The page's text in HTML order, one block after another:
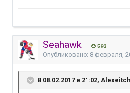
Seahawk 592
Опубликовано: 8 февраля,
В 08.02.2017 в 21:02,